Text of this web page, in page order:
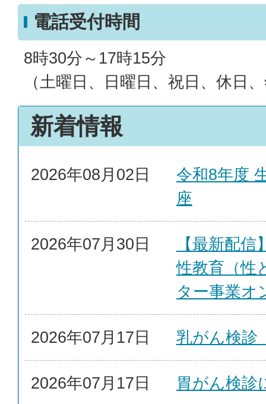
電話受付時間
8時30分～17時15分
（土曜日、日曜日、祝日、休日
新着情報
2026年08月02日
令和8年度
座
2026年07月30日
【最新配
性教育（性
ター事業オ
2026年07月17日 乳がん検診
2026年07月17日 胃がん検診